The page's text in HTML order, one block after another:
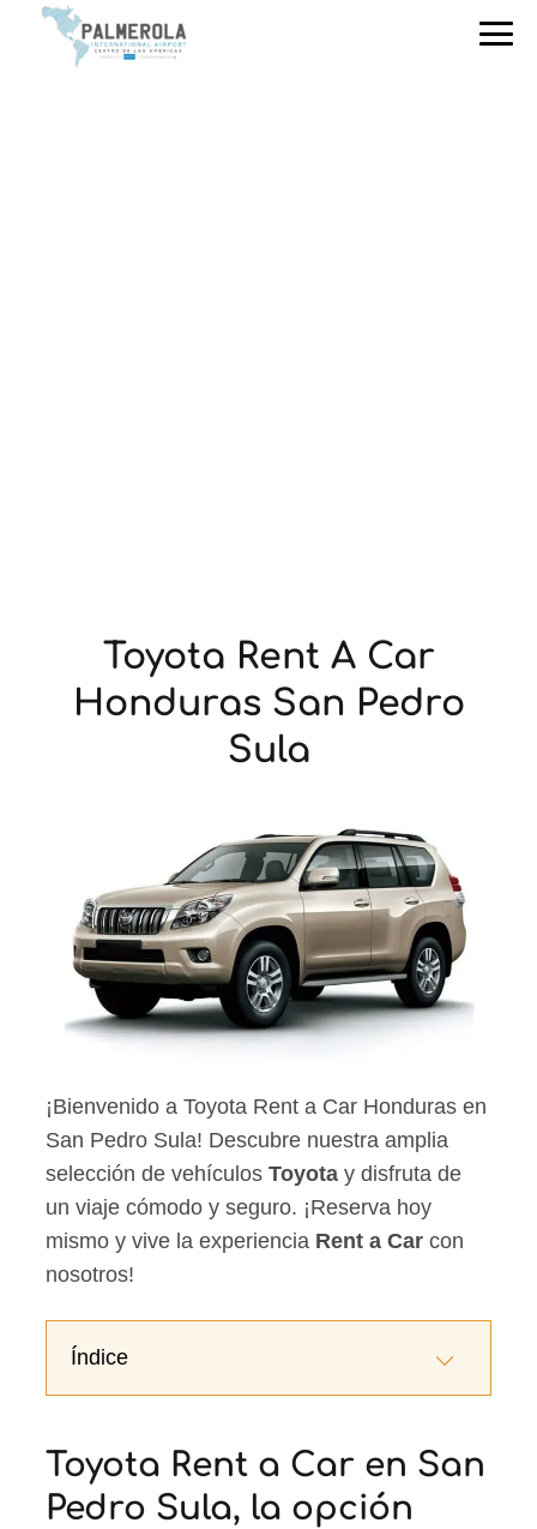
Toyota Rent A Car
Honduras San Pedro
Sula
¡Bienvenido a Toyota Rent a Car Honduras en
San Pedro Sula! Descubre nuestra amplia
selección de vehículosToyota y disfruta de
un viaje cómodo y seguro. ¡Reserva hoy
mismo y vive la experiencia Rent a Car con
nosotros!
Índice
Toyota Rent a Car en San
Pedro Sula, la opción